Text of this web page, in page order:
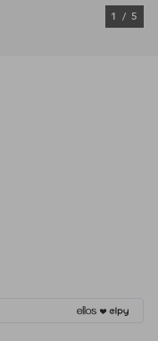
1 / 5